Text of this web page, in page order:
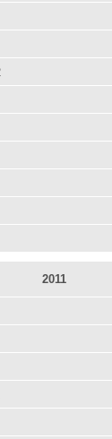
2011